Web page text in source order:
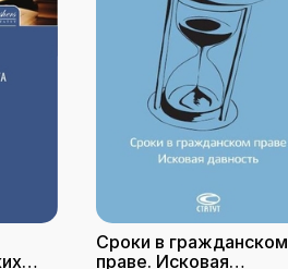
Сроки в гражданском
праве. Исковая